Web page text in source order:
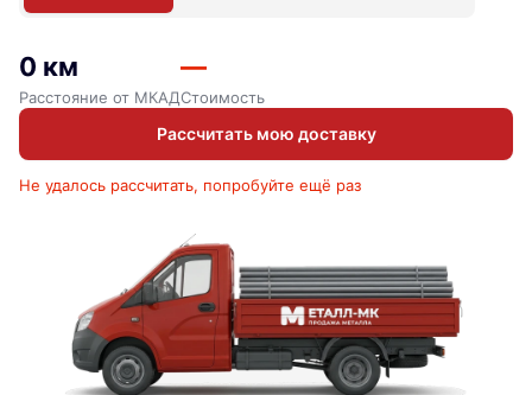
0 км
Расстояние от МКАД
—
Стоимость
Рассчитать мою доставку
Не удалось рассчитать, попробуйте ещё раз